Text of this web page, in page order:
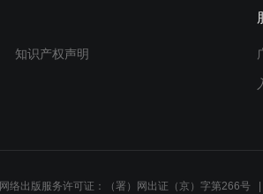
知识产权声明
网络出版服务许可证：（署）网出证（京）字第266号